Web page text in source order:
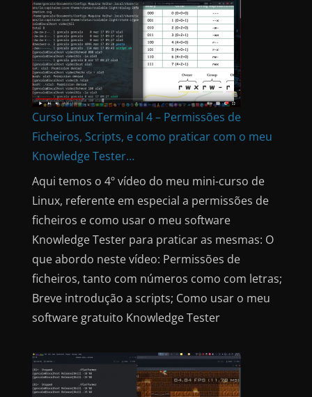
Curso Linux Terminal 4 – Permissões de
Ficheiros, Scripts, e como praticar com o meu
Knowledge Tester…
Aqui temos o 4º vídeo do meu mini-curso de
Linux, referente em especial a permissões de
ficheiros e como usar o meu software
Knowledge Tester para praticar as mesmas: O
que abordo neste vídeo: Permissões de
ficheiros, tanto com números como com letras;
Breve introdução a scripts; Como usar o meu
software gratuito Knowledge Tester